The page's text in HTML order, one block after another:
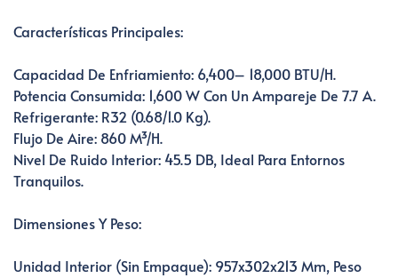
Características Principales:
Capacidad De Enfriamiento: 6,400– 18,000 BTU/h.
Potencia Consumida: 1,600 W Con Un Ampareje De 7.7 A.
Refrigerante: R32 (0.68/1.0 Kg).
Flujo De Aire: 860 M³/h.
Nivel De Ruido Interior: 45.5 DB, Ideal Para Entornos
Tranquilos.
Dimensiones Y Peso:
Unidad Interior (sin Empaque): 957x302x213 Mm, Peso